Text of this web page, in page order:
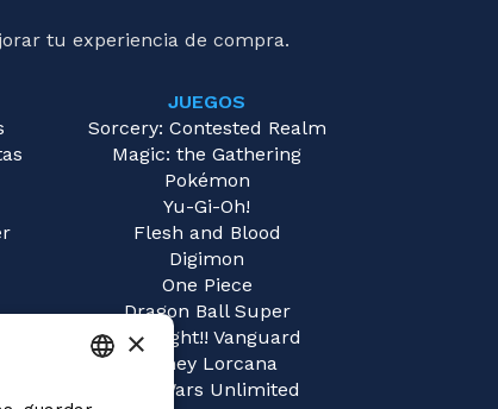
tu experiencia de compra.
JUEGOS
Sorcery: Contested Realm
Magic: the Gathering
Pokémon
Yu-Gi-Oh!
Flesh and Blood
Digimon
One Piece
Dragon Ball Super
Cardfight!! Vanguard
Disney Lorcana
Star Wars Unlimited
×